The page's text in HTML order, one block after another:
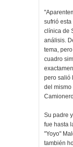
sufrió
clínica de
análisis.
tema,
cuadro
pero salió
del
Su padre
fue hasta
"Yoyo"
también